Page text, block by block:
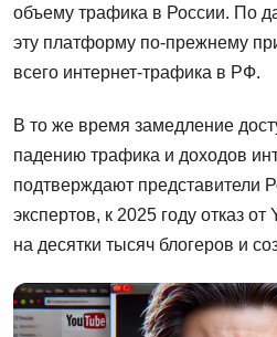
объему трафика в России. По
эту платформу по-прежнему
всего интернет-трафика в РФ.​
В то же время замедление
падению трафика и доходов
подтверждают представители
экспертов, к 2025 году отказ
на десятки тысяч блогеров и